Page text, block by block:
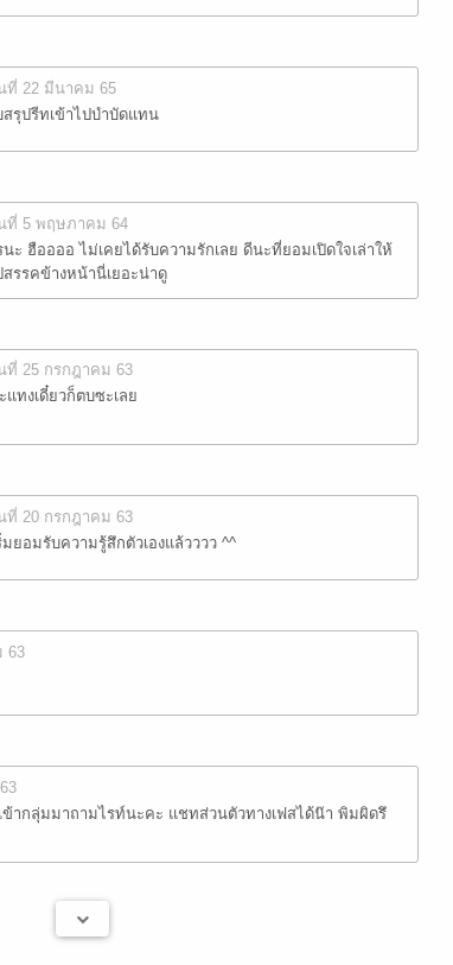
ที่ 22 มีนาคม 65
รุปรีทเข้าไปบำบัดแทน
ที่ 5 พฤษภาคม 64
ะ ฮืออออ ไม่เคยได้รับความรักเลย ดีนะที่ยอมเปิดใจเล่าให้
รรคข้างหน้านี่เยอะน่าดู
ที่ 25 กรกฎาคม 63
แทงเดี๋ยวก็ตบซะเลย
ที่ 20 กรกฎาคม 63
ยอมรับความรู้สึกตัวเองแล้วววว ^^
63
เข้ากลุ่มมาถามไรท์นะคะ แชทส่วนตัวทางเฟสได้น๊า พิมผิดรึ